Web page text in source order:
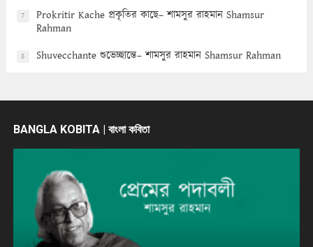
7
Prokritir Kache প্রকৃতির কাছে– শামসুর রাহমান Shamsur
Rahman
8 Shuvecchante শুভেচ্ছান্তে– শামসুর রাহমান Shamsur Rahman
BANGLA KOBITA | বাংলা কবিতা